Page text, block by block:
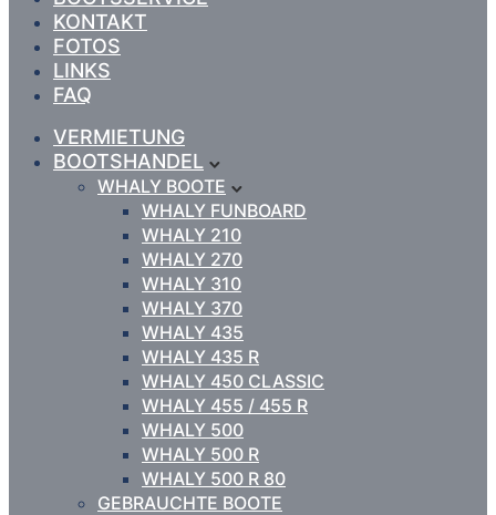
KONTAKT
FOTOS
LINKS
FAQ
VERMIETUNG
BOOTSHANDEL
WHALY BOOTE
WHALY FUNBOARD
WHALY 210
WHALY 270
WHALY 310
WHALY 370
WHALY 435
WHALY 435 R
WHALY 450 CLASSIC
WHALY 455 / 455 R
WHALY 500
WHALY 500 R
WHALY 500 R 80
GEBRAUCHTE BOOTE